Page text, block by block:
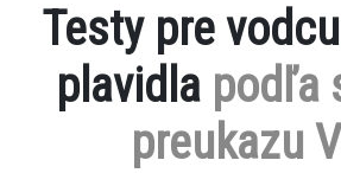
Testy pre
plavidla podľa
preukazu